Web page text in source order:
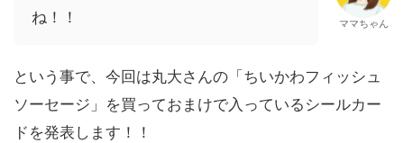
ね！！
ママちゃん
という事で、今回は丸大さんの「ちいかわフィッシュ
ソーセージ」を買っておまけで入っているシールカー
ドを発表します！！